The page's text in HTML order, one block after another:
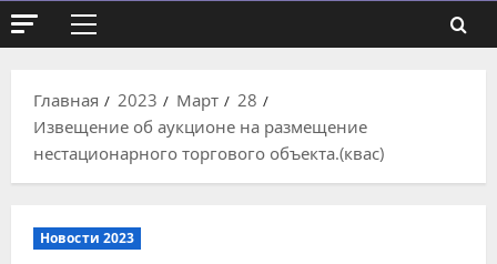
Основное
Главная
2023 Март
28
Извещение об аукционе на размещение
нестационарного торгового объекта.(квас)
Новости 2023